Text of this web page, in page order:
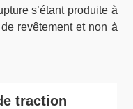
s’étant produite à
revêtement et non à
traction